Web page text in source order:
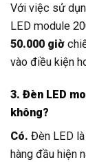
Với việc sử
LED module
50.000 giờ
vào điều kiện
3. Đèn LED
không?
Có. Đèn LED
hàng đầu hiện